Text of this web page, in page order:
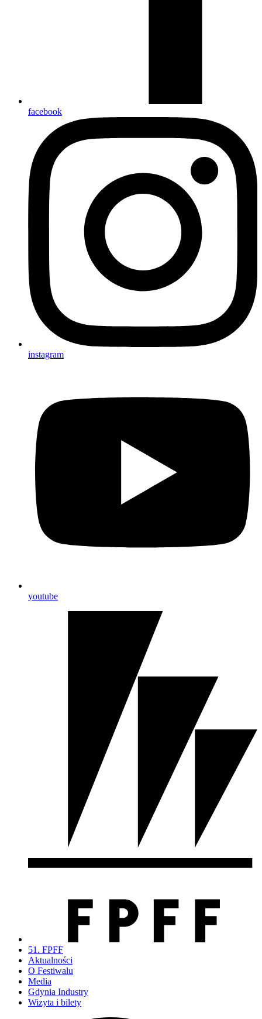
facebook
instagram
youtube
51. FPFF
Aktualności
O Festiwalu
Media
Gdynia Industry
Wizyta i bilety